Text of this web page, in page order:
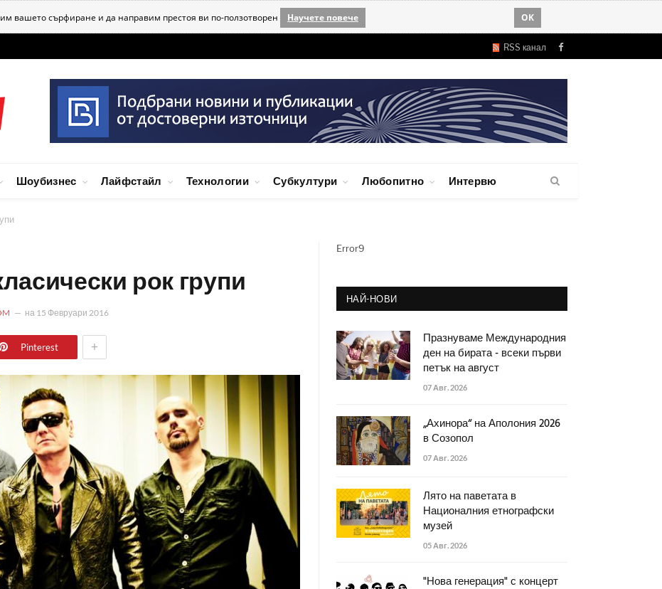
вашето сърфиране и да направим престоя ви по-ползотворен Научете повече OK
RSS канал Facebook
Шоубизнес Лайфстайл Технологии Субкултури Любопитно Интервю
рок групи
на 15 Февруари 2016
Pinterest +
Error9
НАЙ-НОВИ
Празнуваме Международния
ден на бирата - всеки първи
петък на август
07 Авг. 2026
„Ахинора“ на Аполония 2026
в Созопол
07 Авг. 2026
Лято на паветата в
Националния етнографски
музей
05 Авг. 2026
"Нова генерация" с концерт